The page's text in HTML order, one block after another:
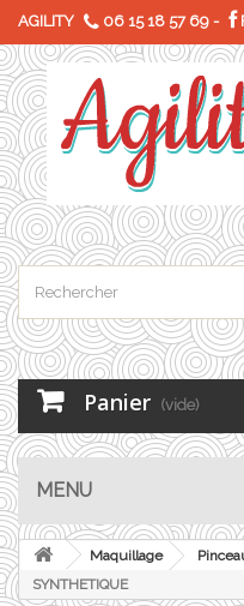
AGILITY 06 15 18 57 69 -
Panier (vide)
MENU
Maquillage
SYNTHETIQUE